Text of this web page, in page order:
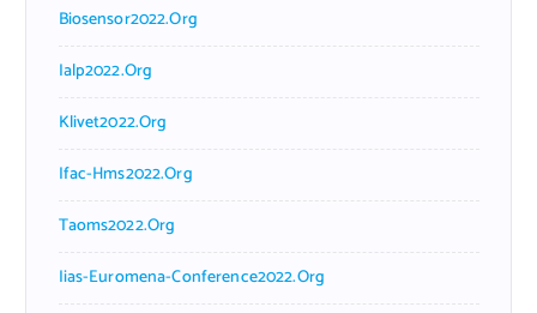
Biosensor2022.org
Ialp2022.org
Klivet2022.org
Ifac-Hms2022.org
Taoms2022.org
Iias-Euromena-Conference2022.org